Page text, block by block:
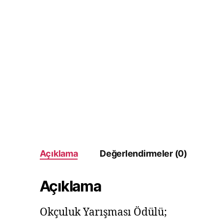
Açıklama Değerlendirmeler (0)
Açıklama
Okçuluk Yarışması Ödülü;